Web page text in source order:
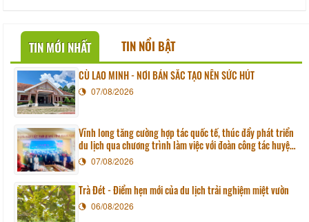
TIN MỚI NHẤT TIN NỔI BẬT
CÙ LAO MINH - NƠI BẢN SẮC TẠO NÊN SỨC HÚT
07/08/2026
Vĩnh long tăng cường hợp tác quốc tế, thúc đẩy phát triển
du lịch qua chương trình làm việc với đoàn công tác huyện
Sunchang (Hàn quốc)
07/08/2026
Trà Đét - Điểm hẹn mới của du lịch trải nghiệm miệt vườn
06/08/2026